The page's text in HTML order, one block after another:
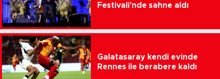
Festivali'nde sahne aldı
Galatasaray kendi evinde
Rennes ile berabere kaldı